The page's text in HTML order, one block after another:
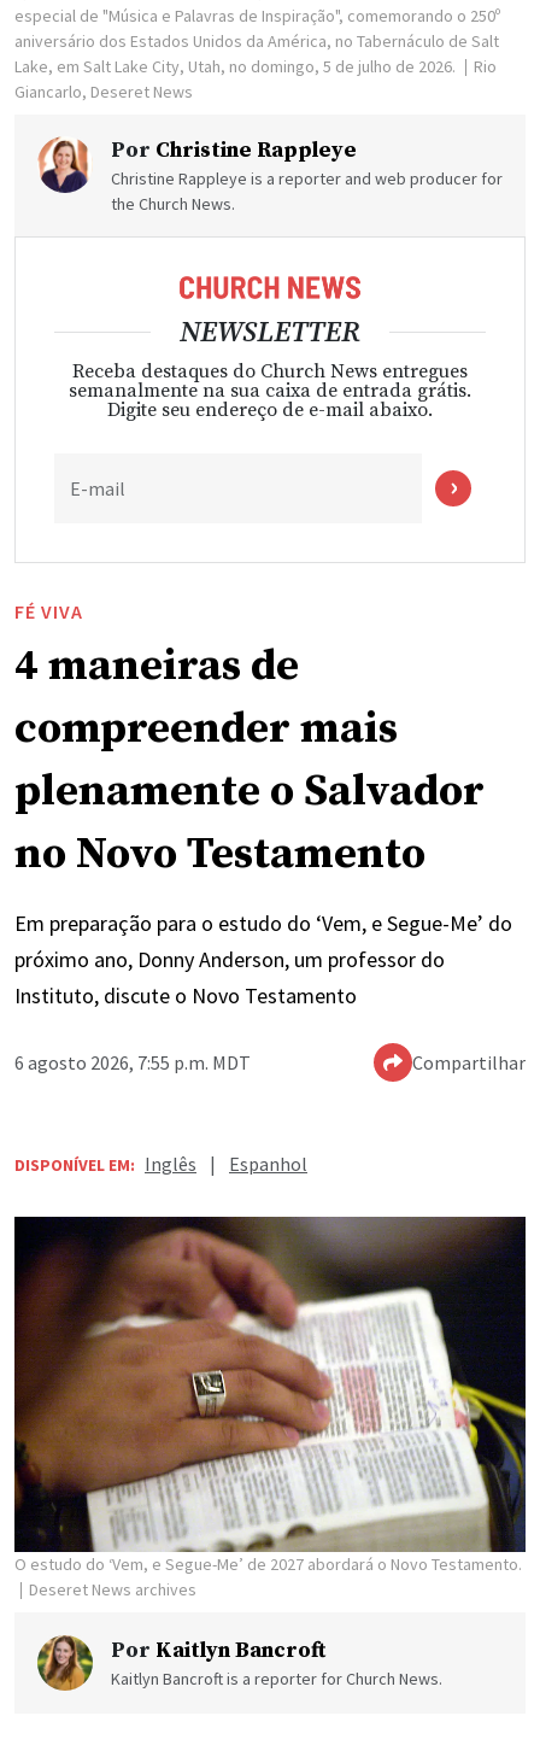
especial de "Música e Palavras de Inspiração", comemorando o 250º
aniversário dos Estados Unidos da América, no Tabernáculo de Salt
Lake, em Salt Lake City, Utah, no domingo, 5 de julho de 2026.
Rio
Giancarlo, Deseret News
Por Christine Rappleye
Christine Rappleye is a reporter and web producer for
the Church News.
NEWSLETTER
Receba destaques do Church News entregues
semanalmente na sua caixa de entrada grátis.
Digite seu endereço de e-mail abaixo.
E-mail
FÉ VIVA
4 maneiras de
compreender mais
plenamente o Salvador
no Novo Testamento
Em preparação para o estudo do ‘Vem, e Segue-Me’ do
próximo ano, Donny Anderson, um professor do
Instituto, discute o Novo Testamento
6 agosto 2026, 7:55 p.m. MDT Compartilhar
DISPONÍVEL EM: Inglês | Espanhol
O estudo do ‘Vem, e Segue-Me’ de 2027 abordará o Novo Testamento.
Deseret News archives
PorKaitlyn Bancroft
Kaitlyn Bancroft is a reporter for Church News.
Donny Anderson, um professor do Instituto, acredita na
importância de se compreender plenamente Jesus Cristo.
Anderson, que ensina noInstituto de Religião de Logan, Utah,
disse que podem existir imagens culturais imprecisas do
Salvador. Por exemplo, Ele às vezes é percebido como
simplesmente “bom”, quando na realidade Ele era bondoso e
que “bom.”